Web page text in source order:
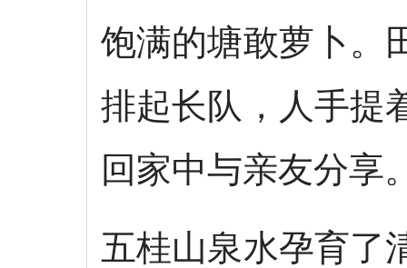
饱满的塘敢萝卜。
排起长队，人手提
回家中与亲友分享
五桂山泉水孕育了